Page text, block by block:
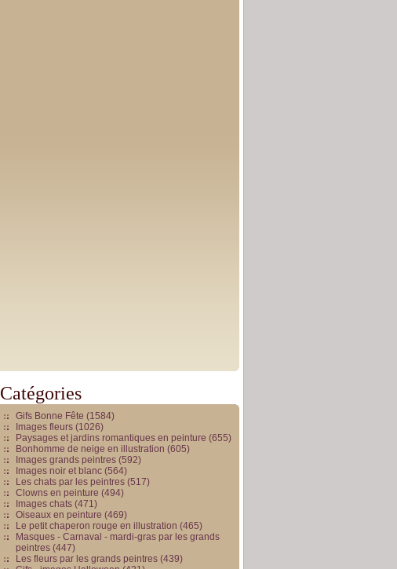
Catégories
Gifs Bonne Fête (1584)
Images fleurs (1026)
Paysages et jardins romantiques en peinture (655)
Bonhomme de neige en illustration (605)
Images grands peintres (592)
Images noir et blanc (564)
Les chats par les peintres (517)
Clowns en peinture (494)
Images chats (471)
Oiseaux en peinture (469)
Le petit chaperon rouge en illustration (465)
Masques - Carnaval - mardi-gras par les grands
peintres (447)
Les fleurs par les grands peintres (439)